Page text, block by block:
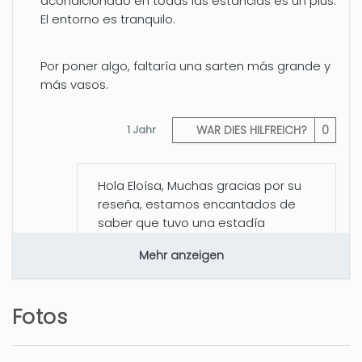
El entorno es tranquilo.
Por poner algo, faltaría una sarten más grande y
más vasos.
WAR DIES HILFREICH? 0
1 Jahr
Hola Eloísa, Muchas gracias por su
reseña, estamos encantados de
saber que tuvo una estadía
vacaciones.
Tranquilidad en un entorno
Mehr anzeigen
Fotos